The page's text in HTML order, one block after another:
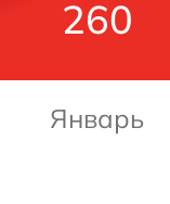
260
Январь